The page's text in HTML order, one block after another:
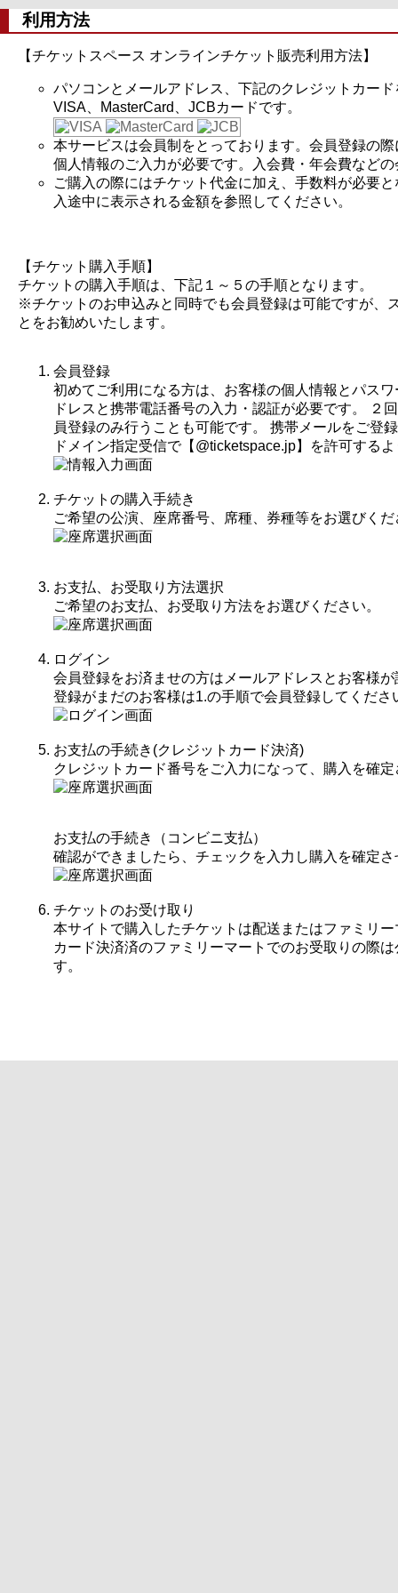
利用方法
【チケットスペース オンラインチケット販売利用方法】
パソコンとメールアドレス、下記のクレジットカー
VISA、MasterCard、JCBカードです。
本サービスは会員制をとっております。会員登録の
個人情報のご入力が必要です。入会費・年会費など
ご購入の際にはチケット代金に加え、手数料が必要
入途中に表示される金額を参照してください。
【チケット購入手順】
チケットの購入手順は、下記１～５の手順となります。
※チケットのお申込みと同時でも会員登録は可能ですが、
とをお勧めいたします。
会員登録
初めてご利用になる方は、お客様の個人情報とパス
ドレスと携帯電話番号の入力・認証が必要です。 ２
員登録のみ行うことも可能です。 携帯メールをご登
ドメイン指定受信で【@ticketspace.jp】を許可する
チケットの購入手続き
ご希望の公演、座席番号、席種、券種等をお選びくだ
お支払、お受取り方法選択
ご希望のお支払、お受取り方法をお選びください。
ログイン
会員登録をお済ませの方はメールアドレスとお客様
登録がまだのお客様は1.の手順で会員登録してくださ
お支払の手続き(クレジットカード決済)
クレジットカード番号をご入力になって、購入を確
お支払の手続き（コンビニ支払）
確認ができましたら、チェックを入力し購入を確定
チケットのお受け取り
本サイトで購入したチケットは配送またはファミリ
カード決済済のファミリーマートでのお受取りの際
す。